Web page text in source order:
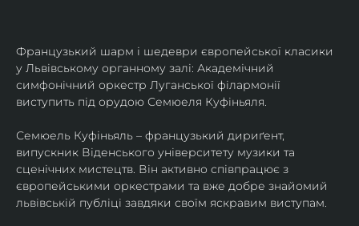
Французький шарм і шедеври європейської класики
у Львівському органному залі: Академічний
симфонічний оркестр Луганської філармонії
виступить під орудою Семюеля Куфіньяля.
Семюель Куфіньяль – французький дириґент,
випускник Віденського університету музики та
сценічних мистецтв. Він активно співпрацює з
європейськими оркестрами та вже добре знайомий
львівській публіці завдяки своїм яскравим виступам.